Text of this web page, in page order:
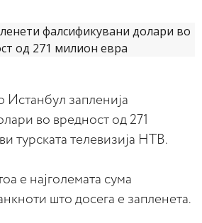
Истанбул запленија
во вредност од 271
турската телевизија НТВ.
е најголемата сума
што досега е запленета.